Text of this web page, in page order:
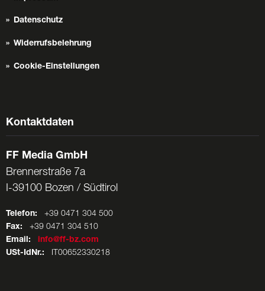
Datenschutz
Widerrufsbelehrung
Cookie-Einstellungen
Kontaktdaten
FF Media GmbH
Brennerstraße 7a
I-39100 Bozen / Südtirol
Telefon: +39 0471 304 500
Fax: +39 0471 304 510
Email:
info@ff-bz.com
USt-IdNr.: IT00652330218